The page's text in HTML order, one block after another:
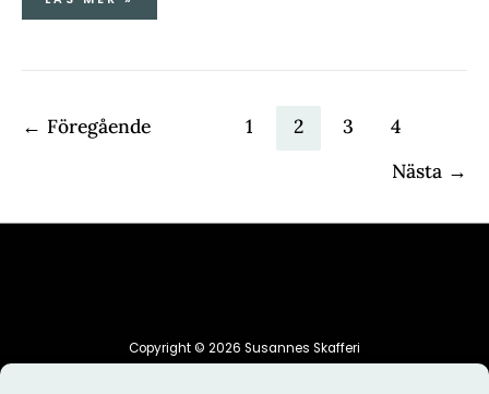
← Föregående 1 2 3
4
Nästa →
Copyright © 2026 Susannes Skafferi